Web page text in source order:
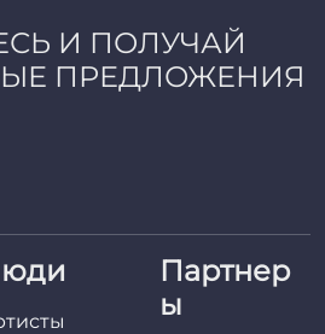
И ПОЛУЧАЙ
ПРЕДЛОЖЕНИЯ
Партнер
ы